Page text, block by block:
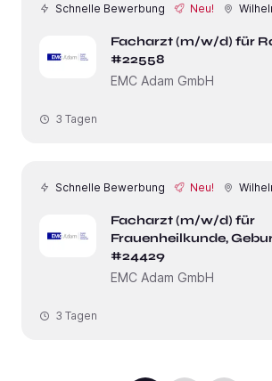
Schnelle Bewerbung Neu!
Facharzt (m/w/d) für
#22558
EMC Adam GmbH
3 Tagen
Schnelle Bewerbung Neu!
Facharzt (m/w/d) für
Frauenheilkunde,
#24429
EMC Adam GmbH
3 Tagen